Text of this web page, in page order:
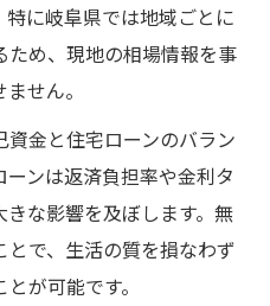
に岐阜県では地域ごとに
め、現地の相場情報を事
せん。
金と住宅ローンのバラン
ンは返済負担率や金利タ
な影響を及ぼします。無
で、生活の質を損なわず
が可能です。